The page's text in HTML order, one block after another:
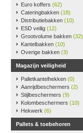
Euro koffers (62)
Cateringbakken (18)
Distributiebakken (10)
ESD veilig (12)
Grootvolume bakken (32)
Kantelbakken (10)
Overige bakken (3)
Magazijn veiligheid
Palletkantelhekken (0)
Aanrijdbeschermers (2)
Stijlbeschermers (9)
Kolombeschermers (10)
Hekwerk (6)
Pallets & toebehoren